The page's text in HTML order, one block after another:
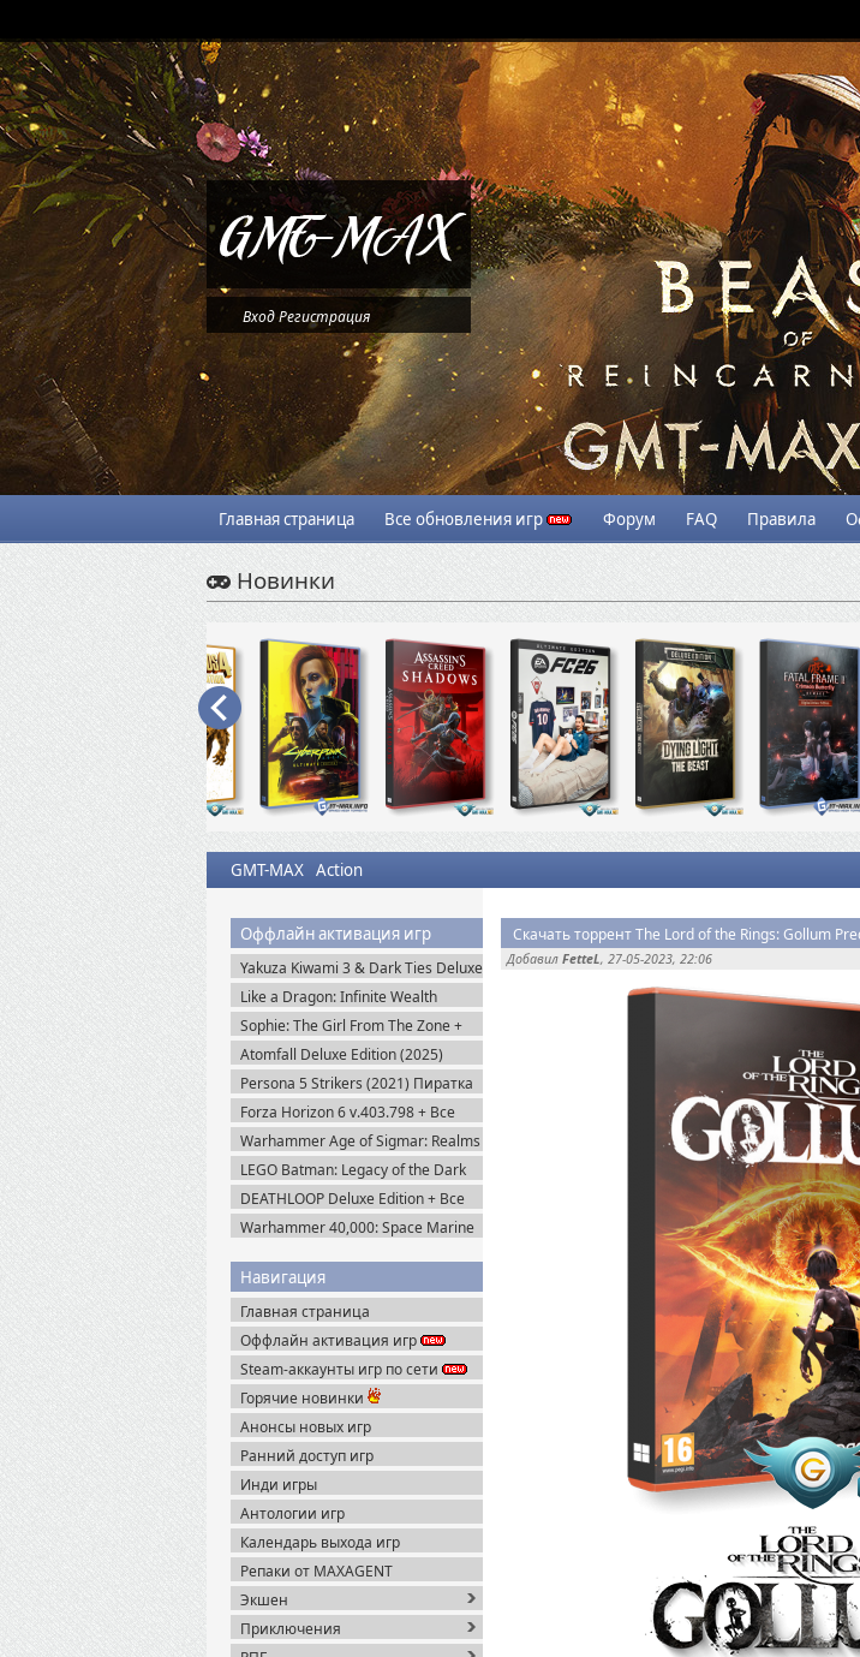
ВходРегистрация
Главная страница Все обновления игр Форум FAQ Правила
Новинки
GMT-MAX Action
Оффлайн активация игр
Yakuza Kiwami 3 & Dark Ties Deluxe
Edition (2026) Steam-Rip
Like a Dragon: Infinite Wealth
Ultimate Edition (2024) Steam-Rip
Sophie: The Girl From The Zone +
DLC (2026) Пиратка
Atomfall Deluxe Edition (2025)
Steam-Rip
Persona 5 Strikers (2021) Пиратка
Forza Horizon 6 v.403.798 + Все
DLC (2026) Пиратка
Warhammer Age of Sigmar: Realms
of Ruin Ultimate Edition (2023)
Steam-Rip
LEGO Batman: Legacy of the Dark
Knight / ЛЕГО Бэтмен: Наследие
Тёмного Рыцаря (2026) Portable
DEATHLOOP Deluxe Edition + Все
DLC (2021) Пиратка
Warhammer 40,000: Space Marine
Пиратка
Навигация
Главная страница
Оффлайн активация игр
Steam-аккаунты игр по сети
Горячие новинки
Анонсы новых игр
Ранний доступ игр
Инди игры
Антологии игр
Календарь выхода игр
Репаки от MAXAGENT
Экшен
Приключения
Скачать торрент The Lord of the Rings: Gollum
Добавил FetteL, 27-05-2023, 22:06